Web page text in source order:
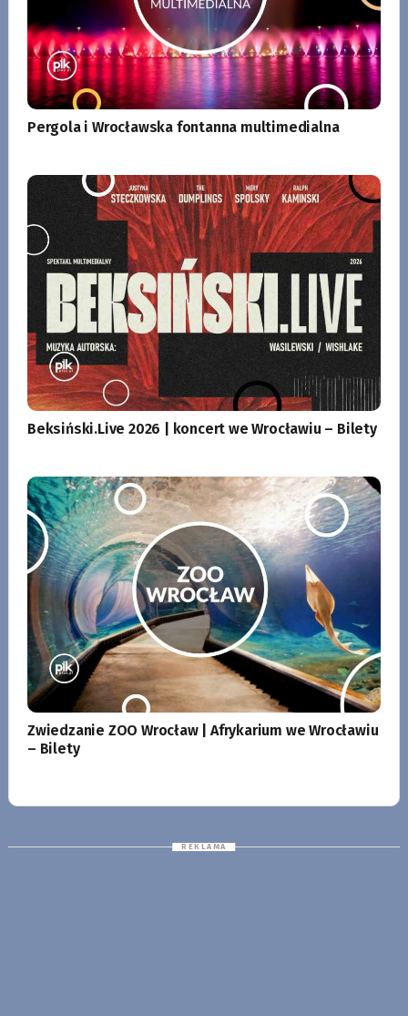
Pergola i Wrocławska fontanna multimedialna
Beksiński.Live 2026 | koncert we Wrocławiu – Bilety
Zwiedzanie ZOO Wrocław | Afrykarium we Wrocławiu
– Bilety